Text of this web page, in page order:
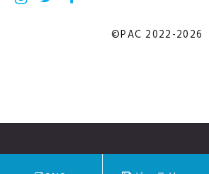
©PAC 2022-2026